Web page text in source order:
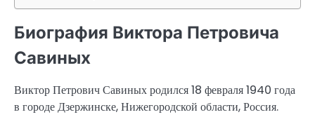
Биография Виктора Петровича
Савиных
Виктор Петрович Савиных родился 18 февраля 1940 года
в городе Дзержинске, Нижегородской области, Россия.